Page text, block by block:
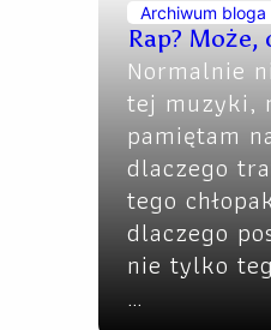
Archiwum bloga
Rap? Może,
Normalnie
tej muzyki,
pamiętam
dlaczego
tego
dlaczego
nie tylko
…